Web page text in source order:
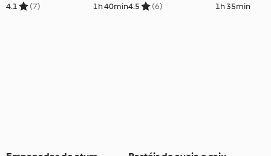
4.1 (7) 1h 40min4.5 (6) 1h 35min